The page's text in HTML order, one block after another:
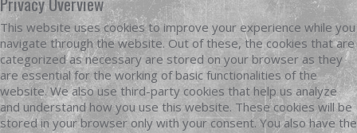
This website uses cookies to improve your experience while you
navigate through the website. Out of these, the cookies that are
categorized as necessary are stored on your browser as they
are essential for the working of basic functionalities of the
website. We also use third-party cookies that help us analyze
and understand how you use this website. These cookies will be
stored in your browser only with your consent. You also have the